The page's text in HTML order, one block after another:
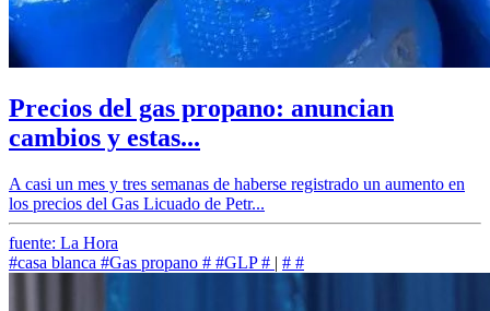
Precios del gas propano: anuncian
cambios y estas...
A casi un mes y tres semanas de haberse registrado un aumento en
los precios del Gas Licuado de Petr...
fuente: La Hora
#casa blanca #Gas propano # #GLP # | # #